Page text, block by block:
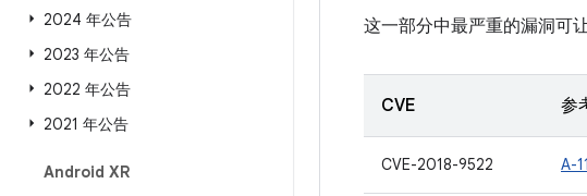
2024 年公告
2023 年公告
2022 年公告
2021 年公告
Android XR
这一部分中最严重的漏洞可
CVE 参
CVE-2018-9522 A-